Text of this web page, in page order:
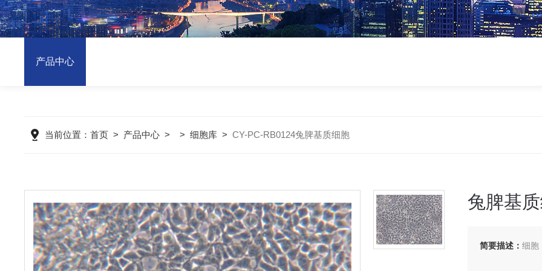
产品中心
当前位置：首页 > 产品中心 > >细胞库 >CY-PC-RB0124兔脾基质细胞
兔脾基
简要描述：细胞